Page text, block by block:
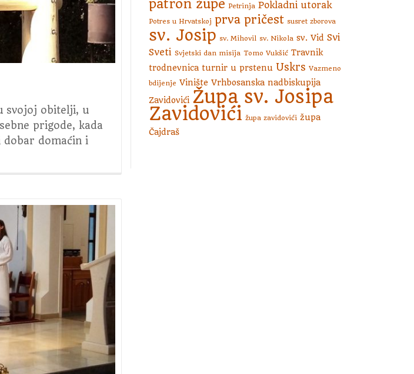
svojoj obitelji, u
prigode, kada
domaćin i
patron župe Petrinja Pokladni utorak
Potres u Hrvatskoj prva pričest susret zborova
sv. Josip sv. Mihovil sv. Nikola sv. Vid Svi
Sveti Svjetski dan misija Tomo Vukšić Travnik
trodnevnica turnir u prstenu Uskrs Vazmeno
bdijenje Vinište Vrhbosanska nadbiskupija
Zavidovići Župa sv. Josipa
Zavidovići župa zavidovići župa
Čajdraš